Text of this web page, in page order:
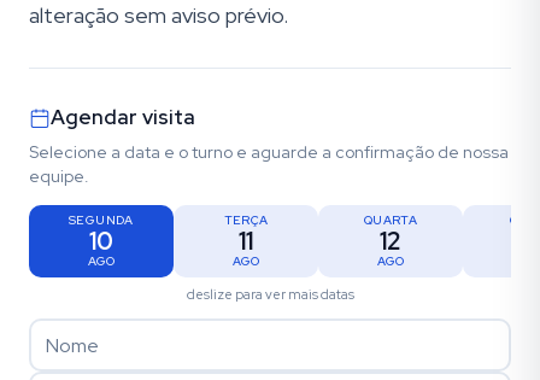
alteração sem aviso prévio.
Agendar visita
Selecione a data e o turno e aguarde a confirmação de nossa
equipe.
SEGUNDA
10
AGO
TERÇA
11
AGO
QUARTA
12
AGO
deslize para ver mais datas